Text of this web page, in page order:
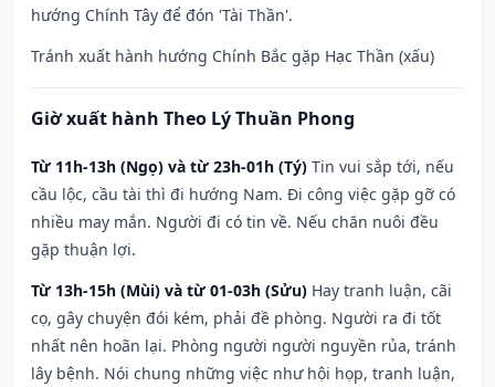
hướng Chính Tây để đón 'Tài Thần'.
Tránh xuất hành hướng Chính Bắc gặp Hạc Thần (xấu)
Giờ xuất hành Theo Lý Thuần Phong
Từ 11h-13h (Ngọ) và từ 23h-01h (Tý) Tin vui sắp tới, nếu
cầu lộc, cầu tài thì đi hướng Nam. Đi công việc gặp gỡ có
nhiều may mắn. Người đi có tin về. Nếu chăn nuôi đều
gặp thuận lợi.
Từ 13h-15h (Mùi) và từ 01-03h (Sửu) Hay tranh luận, cãi
cọ, gây chuyện đói kém, phải đề phòng. Người ra đi tốt
nhất nên hoãn lại. Phòng người người nguyền rủa, tránh
lây bệnh. Nói chung những việc như hội họp, tranh luận,